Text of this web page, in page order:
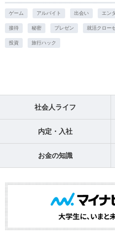
ゲーム アルバイト 出会い エン
接待 秘密 プレゼン 就活クロー
投資 旅行ハック
社会人ライフ
内定・入社
お金の知識